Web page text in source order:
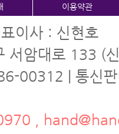
이용약관
표이사 : 신현호
서암대로 133 (
00312 | 통신
,